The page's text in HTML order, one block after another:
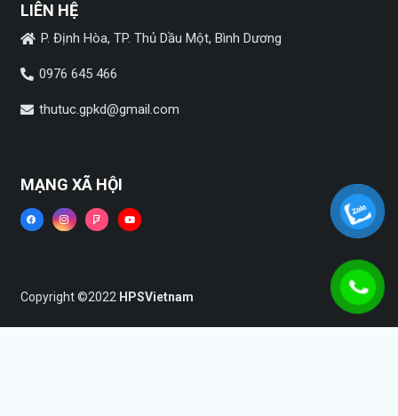
LIÊN HỆ
P. Định Hòa, TP. Thủ Dầu Một, Bình Dương
0976 645 466
thutuc.gpkd@gmail.com
MẠNG XÃ HỘI
Copyright ©2022 HPSVietnam